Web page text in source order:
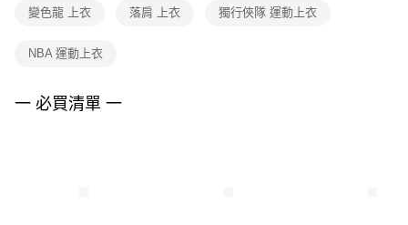
權轉讓予恩沛科技股份有限公司。
３．未成年的使用者請事先徵得法定代理人或監護人之同意方可使用
４．使用「AFTEE先享後付」時，將依據個別帳號之用戶狀況，依本公司即
變色龍 上衣 落肩 上衣 獨行俠隊 運動上衣
NBA 運動上衣
一 必買清單 一